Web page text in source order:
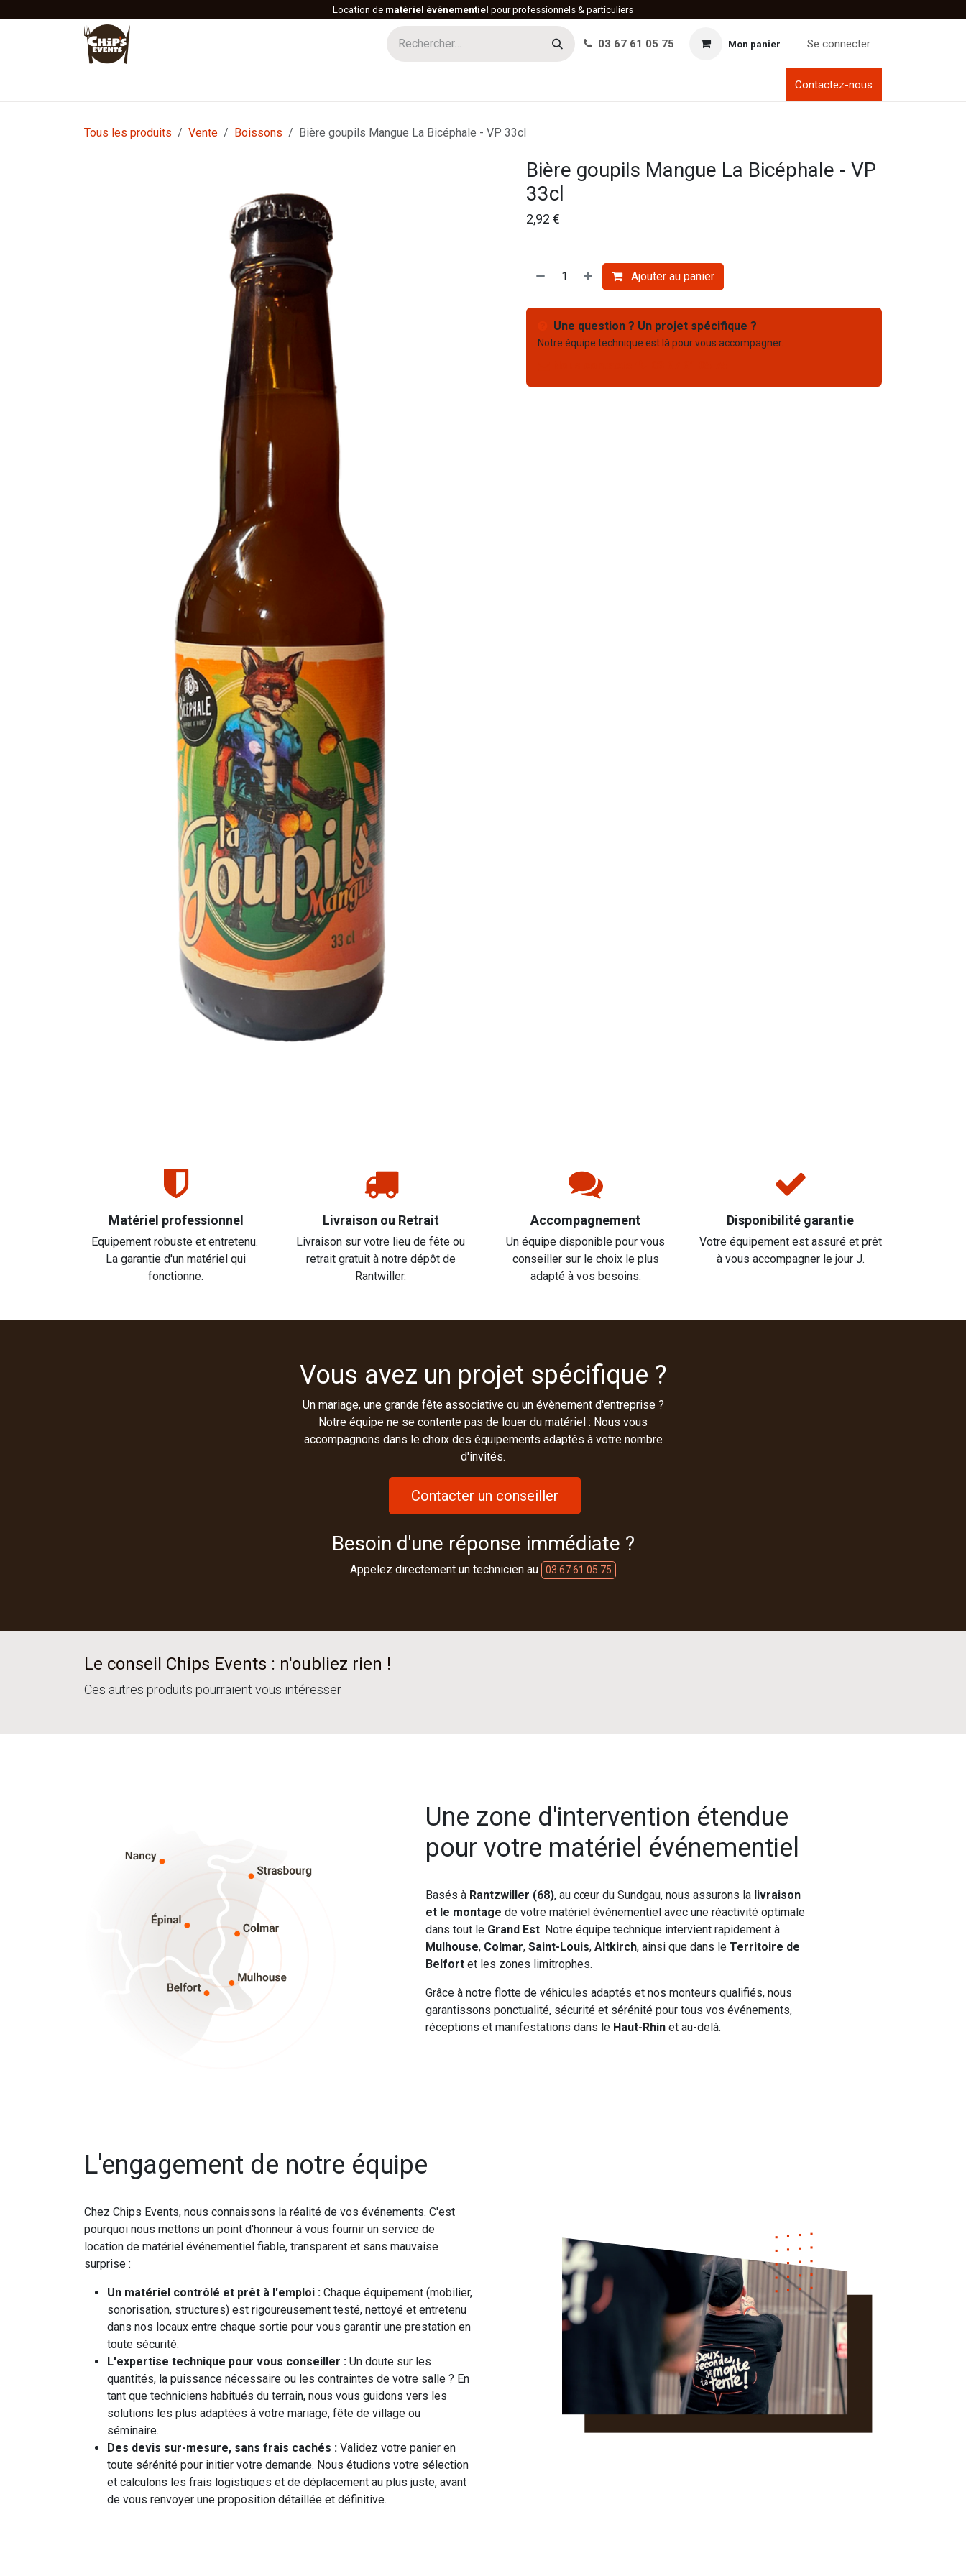
Location de matériel évènementiel pour professionnels & particuliers
03 67 61 05 75 Mon panier Se connecter
Contactez-nous
Tous les produits Vente Boissons Bière goupils Mangue La Bicéphale - VP 33cl
Bière goupils Mangue La Bicéphale - VP
33cl
2,92 €
Ajouter au panier
Une question ? Un projet spécifique ?
Notre équipe technique est là pour vous accompagner.
Matériel professionnel
Equipement robuste et entretenu.
La garantie d'un matériel qui
fonctionne.
Livraison ou Retrait
Livraison sur votre lieu de fête ou
retrait gratuit à notre dépôt de
Rantwiller.
Accompagnement
Un équipe disponible pour vous
conseiller sur le choix le plus
adapté à vos besoins.
Disponibilité garantie
Votre équipement est assuré et prêt
à vous accompagner le jour J.
Vous avez un projet spécifique ?
Un mariage, une grande fête associative ou un évènement d'entreprise ?
Notre équipe ne se contente pas de louer du matériel : Nous vous
accompagnons dans le choix des équipements adaptés à votre nombre
d'invités.
Contacter un conseiller
Besoin d'une réponse immédiate ?
Appelez directement un technicien au 03 67 61 05 75
Le conseil Chips Events : n'oubliez rien !
Ces autres produits pourraient vous intéresser
Une zone d'intervention étendue
pour votre matériel événementiel
Basés à Rantzwiller (68), au cœur du Sundgau, nous assurons la livraison
et le montage de votre matériel événementiel avec une réactivité optimale
dans tout le Grand Est. Notre équipe technique intervient rapidement à
Mulhouse, Colmar, Saint-Louis, Altkirch, ainsi que dans le Territoire de
Belfort et les zones limitrophes.
Grâce à notre flotte de véhicules adaptés et nos monteurs qualifiés, nous
garantissons ponctualité, sécurité et sérénité pour tous vos événements,
réceptions et manifestations dans le Haut-Rhin et au-delà.
L'engagement de notre équipe
Chez Chips Events, nous connaissons la réalité de vos événements. C'est
pourquoi nous mettons un point d'honneur à vous fournir un service de
location de matériel événementiel fiable, transparent et sans mauvaise
surprise :
Un matériel contrôlé et prêt à l'emploi : Chaque équipement (mobilier,
sonorisation, structures) est rigoureusement testé, nettoyé et entretenu
dans nos locaux entre chaque sortie pour vous garantir une prestation en
toute sécurité.
L'expertise technique pour vous conseiller : Un doute sur les
quantités, la puissance nécessaire ou les contraintes de votre salle ? En
tant que techniciens habitués du terrain, nous vous guidons vers les
solutions les plus adaptées à votre mariage, fête de village ou
séminaire.
Des devis sur-mesure, sans frais cachés : Validez votre panier en
toute sérénité pour initier votre demande. Nous étudions votre sélection
et calculons les frais logistiques et de déplacement au plus juste, avant
de vous renvoyer une proposition détaillée et définitive.